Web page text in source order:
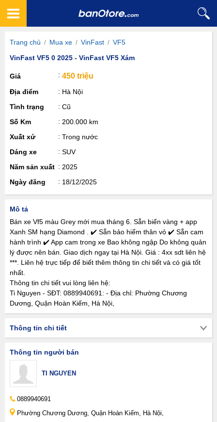
Trang chủ / Mua xe / VinFast / VF5
VinFast VF5 0 2025 - VinFast VF5 Xám
Giá 450 triệu
Địa điểm
Hà Nội
Tình trạng
Cũ
Số Km
200.000 km
Xuất xứ
Trong nước
Dáng xe
SUV
Năm sản xuất
2025
Ngày đăng
18/12/2025
Mô tả
Bán xe Vf5 màu Grey mới mua tháng 6. Sẵn biển vàng + app
Xanh SM hạng Diamond . ✔️ Sẵn bảo hiểm thân vỏ ✔️ Sẵn cam
hành trình ✔️ App cam trong xe Bao không ngập Do không quản
lý được nên bán. Giao dịch ngay tại Hà Nội. Giá : 4xx sdt liên hệ
***. Liên hệ trực tiếp để biết thêm thông tin chi tiết và có giá tốt
nhất.
Thông tin chi tiết vui lòng liên hệ:
Ti Nguyen - SĐT: 0889940691: - Địa chỉ: Phường Chương
Dương, Quận Hoàn Kiếm, Hà Nội,
Thông tin chi tiết
Thông tin người bán
TI NGUYEN
0889940691
Phường Chương Dương, Quận Hoàn Kiếm, Hà Nội,